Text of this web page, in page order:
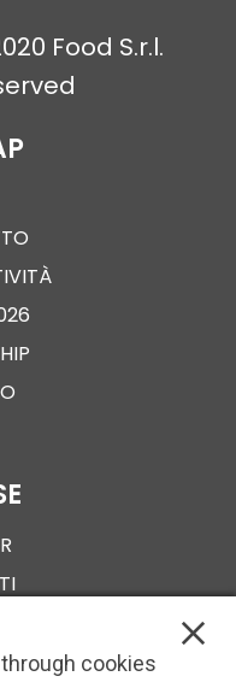
Food S.r.l.
cookies